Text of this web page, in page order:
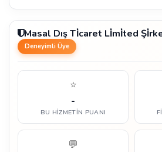
Masal Dış Ti̇caret Li̇mi̇ted
Deneyimli Üye
⭐
-
BU HIZMETIN PUANI
💬